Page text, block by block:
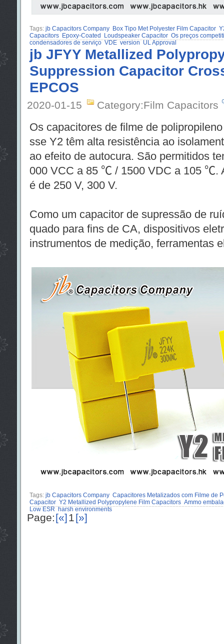
Tags: jb Capacitors Company Box Tipo Met Polyester Film Capacitor
Capacitors
Epoxy-Coated Loudspeaker Capacitor Os preços
condensadores de serviço VDE version UL Approval
jb JFYY Metallized
Suppression Capacitor
EPCOS
2020-01-15 Category:Film Capacitors
Os capacitores de filme de
sse Y2 têm alta resistência ao
ao efeito de autocura. São permitidos
000 VCC a 85 ℃ / 1500 VDC a 105 ℃.
é de 250 V, 300 V.
Como um capacitor de supressão de
quado para fins de CA, dispositivos
instrumentos de medição, ferramentas
Tags: jb Capacitors Company Capacitores Metalizados com Filme de
Capacitor Y2 Metallized Polypropylene Film Capacitors Ammo
Low ESR
harsh environments
Page:[«]1[»]